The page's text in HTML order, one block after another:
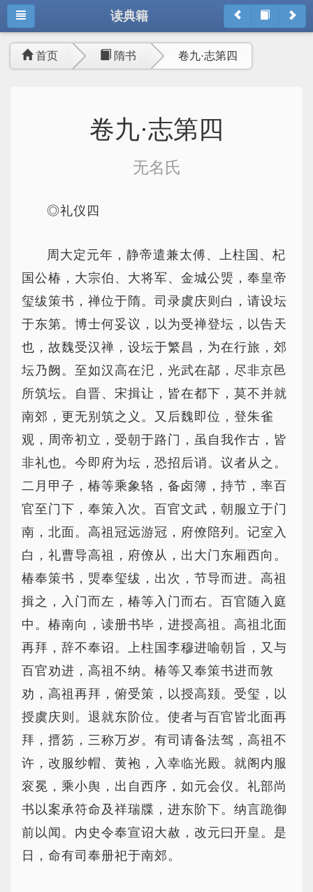
读典籍
首页 隋书 卷九·志第四
卷九·志第四
无名氏
◎礼仪四
周大定元年，静帝遣兼太傅、上柱国、杞
国公椿，大宗伯、大将军、金城公煚，奉皇帝
玺绂策书，禅位于隋。司录虞庆则白，请设坛
于东第。博士何妥议，以为受禅登坛，以告天
也，故魏受汉禅，设坛于繁昌，为在行旅，郊
坛乃阙。至如汉高在汜，光武在鄗，尽非京邑
所筑坛。自晋、宋揖让，皆在都下，莫不并就
南郊，更无别筑之义。又后魏即位，登朱雀
观，周帝初立，受朝于路门，虽自我作古，皆
非礼也。今即府为坛，恐招后诮。议者从之。
二月甲子，椿等乘象辂，备卤簿，持节，率百
官至门下，奉策入次。百官文武，朝服立于门
南，北面。高祖冠远游冠，府僚陪列。记室入
白，礼曹导高祖，府僚从，出大门东厢西向。
椿奉策书，煚奉玺绂，出次，节导而进。高祖
揖之，入门而左，椿等入门而右。百官随入庭
中。椿南向，读册书毕，进授高祖。高祖北面
再拜，辞不奉诏。上柱国李穆进喻朝旨，又与
百官劝进，高祖不纳。椿等又奉策书进而敦
劝，高祖再拜，俯受策，以授高颎。受玺，以
授虞庆则。退就东阶位。使者与百官皆北面再
拜，搢笏，三称万岁。有司请备法驾，高祖不
许，改服纱帽、黄袍，入幸临光殿。就阁内服
衮冕，乘小舆，出自西序，如元会仪。礼部尚
书以案承符命及祥瑞牒，进东阶下。纳言跪御
前以闻。内史令奉宣诏大赦，改元曰开皇。是
日，命有司奉册祀于南郊。